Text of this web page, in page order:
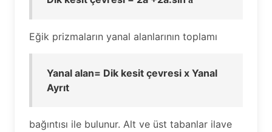
Eğik prizmaların yanal alanlarının toplamı
Yanal alan= Dik kesit çevresi x Yanal
Ayrıt
bağıntısı ile bulunur. Alt ve üst tabanlar ilave